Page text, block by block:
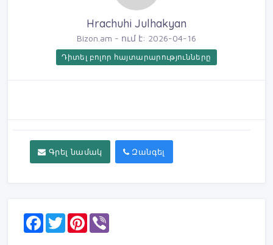
Hrachuhi Julhakyan
Bizon.am - ում է: 2026-04-16
Դիտել բոլոր հայտարարությունները
Գրել նամակ Զանգել
F
T
w
P